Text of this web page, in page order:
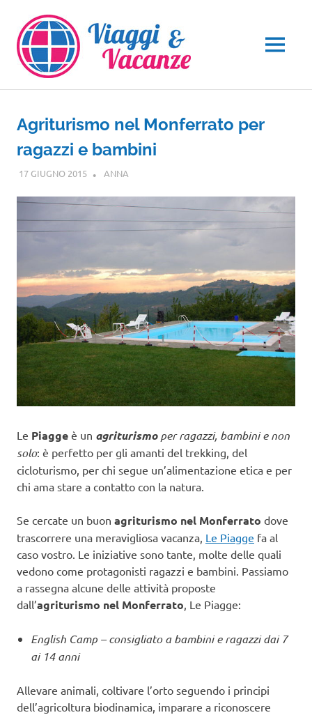
contenuto
MENU
Agriturismo nel Monferrato per
ragazzi e bambini
17 GIUGNO 2015 ANNA
Le Piagge è un agriturismoper ragazzi, bambini e non
solo: è perfetto per gli amanti del trekking, del
cicloturismo, per chi segue un’alimentazione etica e per
chi ama stare a contatto con la natura.
Se cercate un buon agriturismo nel Monferrato dove
trascorrere una meravigliosa vacanza, Le Piagge fa al
caso vostro. Le iniziative sono tante, molte delle quali
vedono come protagonisti ragazzi e bambini. Passiamo
a rassegna alcune delle attività proposte
dall’agriturismo nel Monferrato , Le Piagge:
English Camp – consigliato a bambini e ragazzi dai 7
ai 14 anni
Allevare animali, coltivare l’orto seguendo i principi
dell’agricoltura biodinamica, imparare a riconoscere